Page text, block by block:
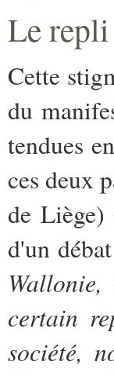
Le repli
Cette
du
tendues
ces deux
de Liège)
d'un
certain
société,